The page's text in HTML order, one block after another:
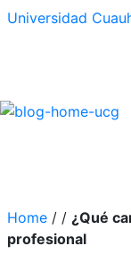
Universidad
Home / / ¿Qué
profesional